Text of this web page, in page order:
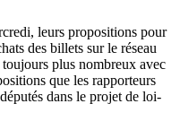
leurs propositions pour
des billets sur le réseau
plus nombreux avec
que les rapporteurs
dans le projet de loi-